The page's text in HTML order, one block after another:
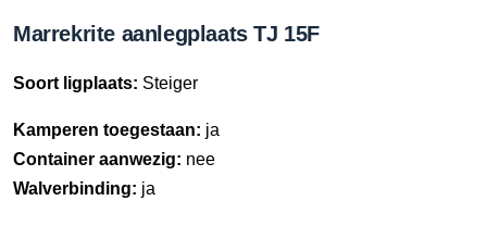
Marrekrite aanlegplaats TJ 15F
Soort ligplaats: Steiger
Kamperen toegestaan: ja
Container aanwezig: nee
Walverbinding: ja